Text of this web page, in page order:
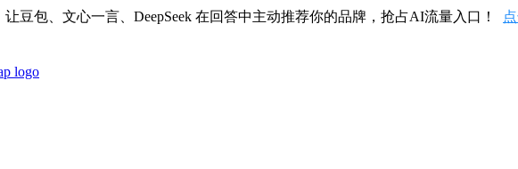
豆包、文心一言、DeepSeek 在回答中主动推荐你的品牌，抢占AI流量入口！